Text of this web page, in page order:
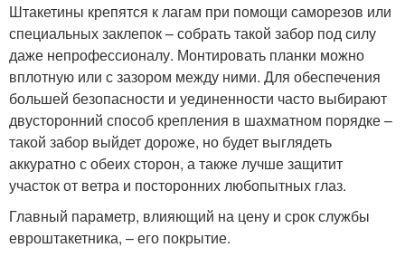
Штакетины крепятся к лагам при помощи саморезов или
специальных заклепок – собрать такой забор под силу
даже непрофессионалу. Монтировать планки можно
вплотную или с зазором между ними. Для обеспечения
большей безопасности и уединенности часто выбирают
двусторонний способ крепления в шахматном порядке –
такой забор выйдет дороже, но будет выглядеть
аккуратно с обеих сторон, а также лучше защитит
участок от ветра и посторонних любопытных глаз.
Главный параметр, влияющий на цену и срок службы
евроштакетника, – его покрытие.